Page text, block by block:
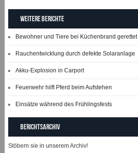
Weitere Berichte
Bewohner und Tiere bei Küchenbrand gerettet
Rauchentwicklung durch defekte Solaranlage
Akku-Explosion in Carport
Feuerwehr hilft Pferd beim Aufstehen
Einsätze während des Frühlingsfests
Berichtsarchiv
Stöbern sie in unserem Archiv!